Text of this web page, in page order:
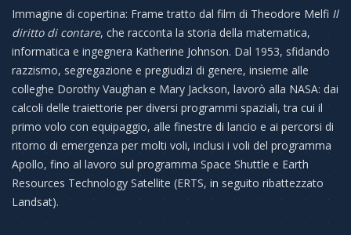
Immagine di copertina: Frame tratto dal film di Theodore Melfi Il
diritto di contare, che racconta la storia della matematica,
informatica e ingegnera Katherine Johnson. Dal 1953, sfidando
razzismo, segregazione e pregiudizi di genere, insieme alle
colleghe Dorothy Vaughan e Mary Jackson, lavorò alla NASA: dai
calcoli delle traiettorie per diversi programmi spaziali, tra cui il
primo volo con equipaggio, alle finestre di lancio e ai percorsi di
ritorno di emergenza per molti voli, inclusi i voli del programma
Apollo, fino al lavoro sul programma Space Shuttle e Earth
Resources Technology Satellite (ERTS, in seguito ribattezzato
Landsat).